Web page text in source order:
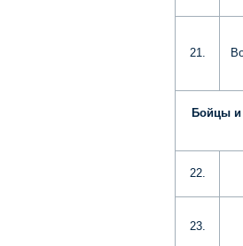
21.
Бойцы и
22.
23.